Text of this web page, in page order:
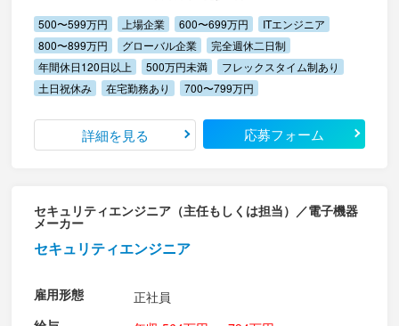
500〜599万円 上場企業 600〜699万円
ITエンジニア
800〜899万円
グローバル企業
完全週休二日制
年間休日120日以上
500万円未満
フレックスタイム制あり
土日祝休み
在宅勤務あり 700〜799万円
詳細を見る 応募フォーム
セキュリティエンジニア（主任もしくは担当）／電子機器
メーカー
セキュリティエンジニア
雇用形態
正社員